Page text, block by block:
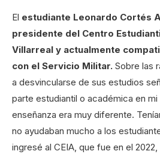
El estudiante Leonardo Cortés
presidente del Centro
Villarreal y actualmente
con el Servicio Militar. Sobre las
a desvincularse de sus estudios
parte estudiantil o académica en
enseñanza era muy diferente.
no ayudaban mucho a los
ingresé al CEIA, que fue en el